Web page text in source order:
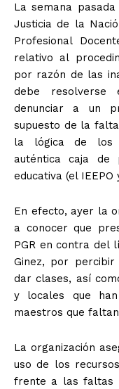
La semana
Justicia de la
Profesional
relativo al
por razón de las
debe resolverse
denunciar a un
supuesto de la
la lógica de los
auténtica caja de
educativa (el
En efecto, ayer la
a conocer que
PGR en contra del
Ginez, por
dar clases, así
y locales que
maestros que
La organización
uso de los
frente a las faltas